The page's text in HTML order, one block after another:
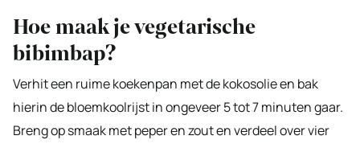
Hoe maak je vegetarische
bibimbap?
Verhit een ruime koekenpan met de kokosolie en bak
hierin de bloemkoolrijst in ongeveer 5 tot 7 minuten gaar.
Breng op smaak met peper en zout en verdeel over vier